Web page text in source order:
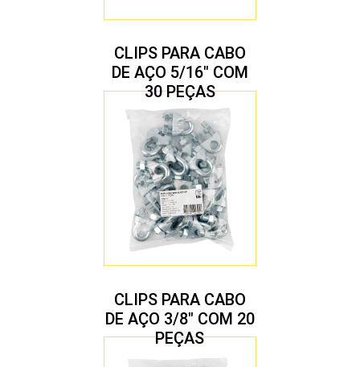
CLIPS PARA CABO
DE AÇO 5/16″ COM
30 PEÇAS
CLIPS PARA CABO
DE AÇO 3/8″ COM 20
PEÇAS